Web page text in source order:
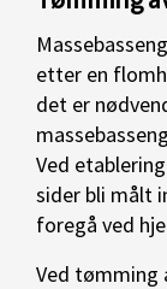
etter en
det er
Ved
sider bli målt
foregå ved
Ved tømming